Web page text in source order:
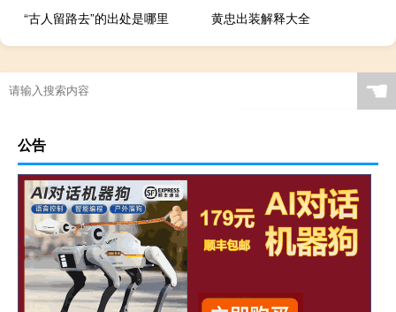
“古人留路去”的出处是哪里
黄忠出装解释大全
☚
公告